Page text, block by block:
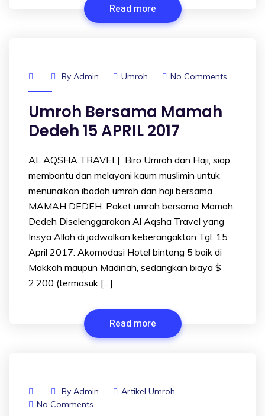
Read more
By Admin Umroh No Comments
Umroh Bersama Mamah
Dedeh 15 APRIL 2017
AL AQSHA TRAVEL| Biro Umroh dan Haji, siap
membantu dan melayani kaum muslimin untuk
menunaikan ibadah umroh dan haji bersama
MAMAH DEDEH. Paket umrah bersama Mamah
Dedeh Diselenggarakan Al Aqsha Travel yang
Insya Allah di jadwalkan keberangaktan Tgl. 15
April 2017. Akomodasi Hotel bintang 5 baik di
Makkah maupun Madinah, sedangkan biaya $
2,200 (termasuk […]
Read more
By Admin
Artikel Umroh
No Comments